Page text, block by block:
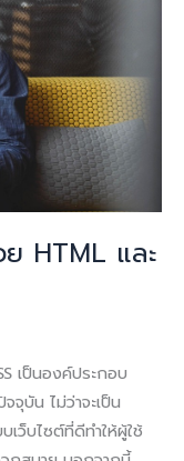
HTML และ
เป็นองค์ประกอบ
จุบัน ไม่ว่าจะเป็น
ว็บไซต์ที่ดีทำให้ผู้ใช้